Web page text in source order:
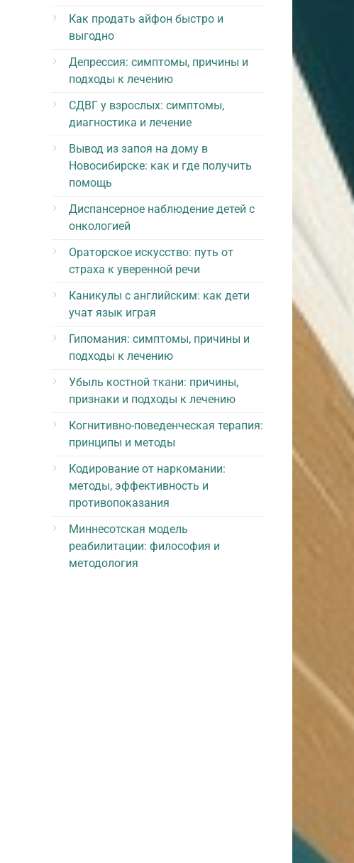
Как продать айфон быстро и
выгодно
Депрессия: симптомы, причины и
подходы к лечению
СДВГ у взрослых: симптомы,
диагностика и лечение
Вывод из запоя на дому в
Новосибирске: как и где получить
помощь
Диспансерное наблюдение детей с
онкологией
Ораторское искусство: путь от
страха к уверенной речи
Каникулы с английским: как дети
учат язык играя
Гипомания: симптомы, причины и
подходы к лечению
Убыль костной ткани: причины,
признаки и подходы к лечению
Когнитивно-поведенческая терапия:
принципы и методы
Кодирование от наркомании:
методы, эффективность и
противопоказания
Миннесотская модель
реабилитации: философия и
методология